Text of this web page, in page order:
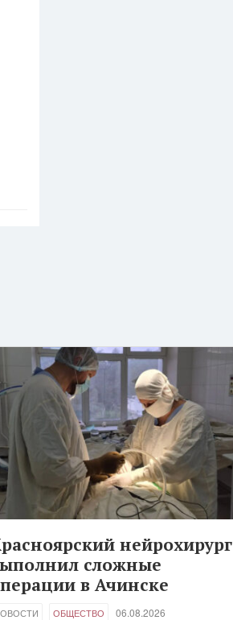
нейрохирург
сложные
в Ачинске
ОБЩЕСТВО 06.08.2026